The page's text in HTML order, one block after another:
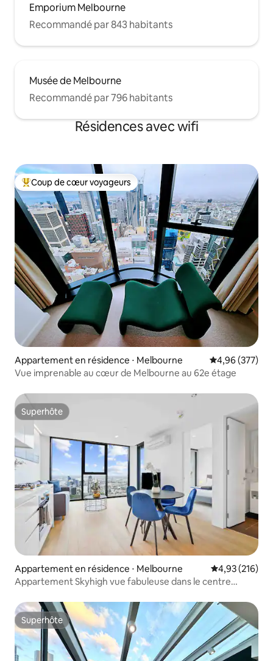
Emporium Melbourne
Recommandé par 843 habitants
Musée de Melbourne
Recommandé par 796 habitants
Résidences avec wifi
Coups de cœur voyageurs les plus appréciés
Coup de cœur voyageurs
Appartement en résidence ⋅ Melbourne Évaluation
4,96 (377)
Vue imprenable au cœur de Melbourne au 62e étage
Superhôte
Superhôte
Appartement en résidence ⋅ Melbourne Évaluation
4,93 (216)
Appartement Skyhigh vue fabuleuse dans le centre
Superhôte
Superhôte